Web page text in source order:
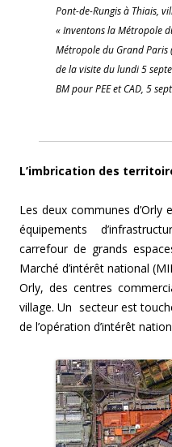
Pont-de-Rungis à Thiais,
« Inventons la Métropole
Métropole du Grand Paris
de la visite du lundi 5
BM pour PEE et CAD, 5
L’imbrication des
Les deux communes
équipements
carrefour de grands
Marché d’intérêt national
Orly, des centres
village. Un secteur est
de l’opération d’intérêt